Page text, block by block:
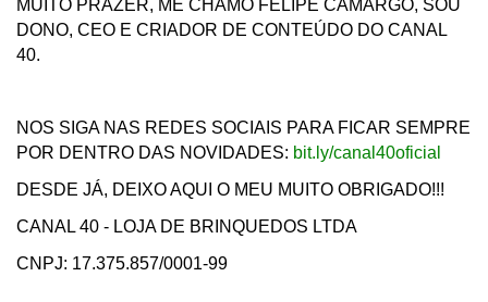
MUITO PRAZER, ME CHAMO FELIPE CAMARGO, SOU
DONO, CEO E CRIADOR DE CONTEÚDO DO CANAL
40.
NOS SIGA NAS REDES SOCIAIS PARA FICAR SEMPRE
POR DENTRO DAS NOVIDADES: bit.ly/canal40oficial
DESDE JÁ, DEIXO AQUI O MEU MUITO OBRIGADO!!!
CANAL 40 - LOJA DE BRINQUEDOS LTDA
CNPJ: 17.375.857/0001-99